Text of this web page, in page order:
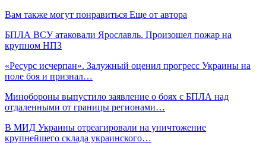
Вам также могут понравиться Еще от автора
БПЛА ВСУ атаковали Ярославль. Произошел пожар на
крупном НПЗ
«Ресурс исчерпан». Залужный оценил прогресс Украины на
поле боя и признал…
Минобороны выпустило заявление о боях с БПЛА над
отдаленными от границы регионами…
В МИД Украины отреагировали на уничтожение
крупнейшего склада украинского…